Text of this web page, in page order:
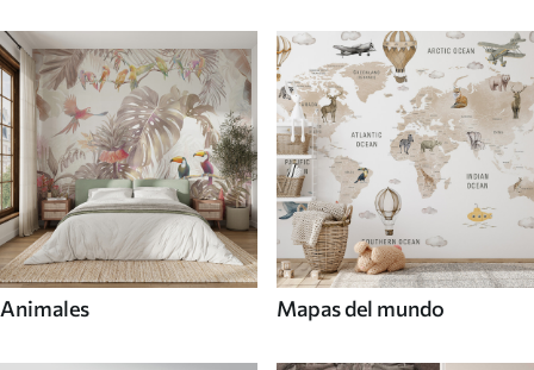
Animales Mapas del mundo